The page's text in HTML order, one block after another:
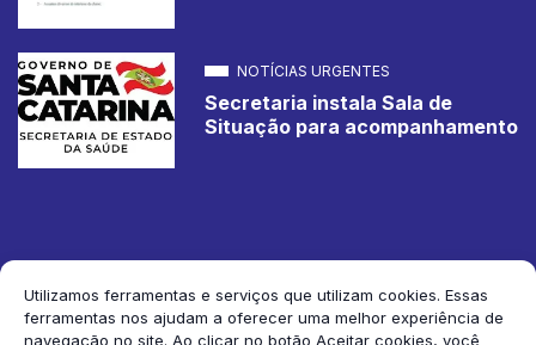
Utilizamos ferramentas e serviços que utilizam cookies. Essas
ferramentas nos ajudam a oferecer uma melhor experiência de
navegação no site. Ao clicar no botão Aceitar cookies, você
NOTÍCIAS URGENTES
Secretaria instala Sala de
Situação para acompanhamento
2026 Jornal de Corupá. Todos os direitos reservados.